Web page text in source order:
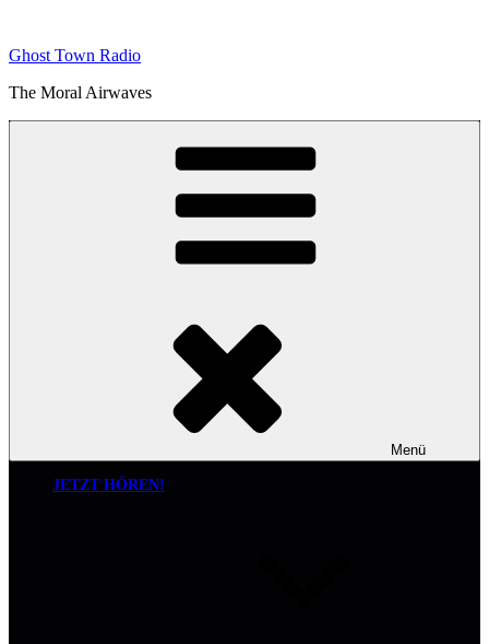
springen
Ghost Town Radio
The Moral Airwaves
Menü
JETZT HÖREN!